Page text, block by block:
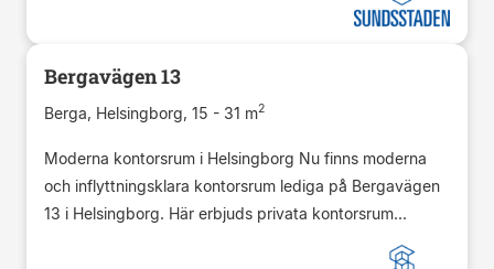
Bergavägen 13
Berga, Helsingborg, 15 - 31 m2
Moderna kontorsrum i Helsingborg Nu finns moderna
och inflyttningsklara kontorsrum lediga på Bergavägen
13 i Helsingborg. Här erbjuds privata kontorsrum...